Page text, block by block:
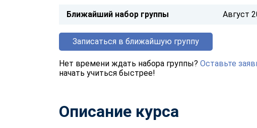
Ближайший набор группы Август
Записаться в ближайшую группу
Нет времени ждать набора группы? Оставьте
начать учиться быстрее!
Описание курса